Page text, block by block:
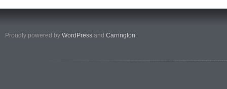
Proudly powered by WordPress and Carrington.